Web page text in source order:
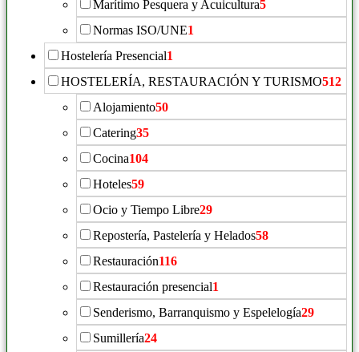
Marítimo Pesquera y Acuicultura5
Normas ISO/UNE1
Hostelería Presencial1
HOSTELERÍA, RESTAURACIÓN Y TURISMO512
Alojamiento50
Catering35
Cocina104
Hoteles59
Ocio y Tiempo Libre29
Repostería, Pastelería y Helados58
Restauración116
Restauración presencial1
Senderismo, Barranquismo y Espelelogía29
Sumillería24